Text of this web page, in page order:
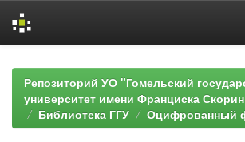
navigationРепозиторий УО "Гомельский
университет имени Франциска
Библиотека ГГУ
Оцифрованный